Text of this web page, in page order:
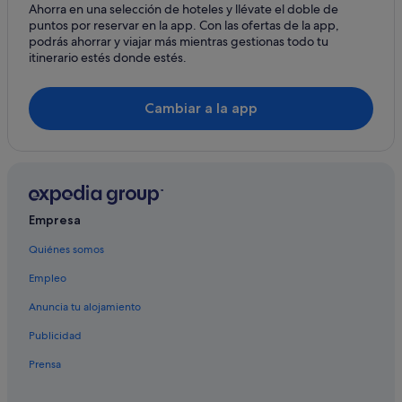
Catalonia hoteles en Valldoreix
H10 Hoteles en Valldoreix
Rafael hoteles en Valldoreix
Hoteles con piscina en Valldoreix
Nh Hotels en Sant Cugat del Vallès
Hoteles boutique en Sant Cugat del Vallès
Barcelona hoteles
Hoteles boutique en Valldoreix
Ssa Apartments hoteles en Valldoreix
Hoteles de 5 estrellas en Sant Cugat del Vallès
Gargallo Hotels en Valldoreix
Ahorra en una selección de hoteles y llévate el doble de
puntos por reservar en la app. Con las ofertas de la app,
podrás ahorrar y viajar más mientras gestionas todo tu
itinerario estés donde estés.
Cambiar a la app
Empresa
Quiénes somos
Empleo
Anuncia tu alojamiento
Publicidad
Prensa